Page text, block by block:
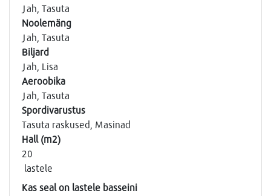
Jah, Tasuta
Noolemäng
Jah, Tasuta
Biljard
Jah, Lisa
Aeroobika
Jah, Tasuta
Spordivarustus
Tasuta raskused, Masinad
Hall (m2)
20
lastele
Kas seal on lastele basseini